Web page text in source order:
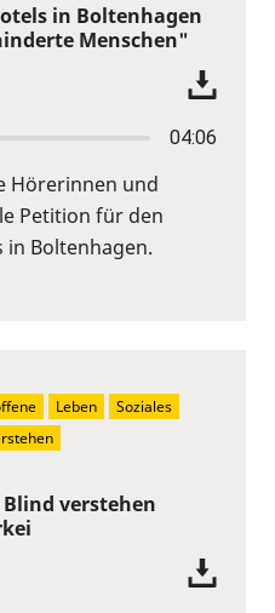
in Boltenhagen
Menschen"
04:06
Hörerinnen und
Petition für den
in Boltenhagen.
verstehen
Leben
Soziales